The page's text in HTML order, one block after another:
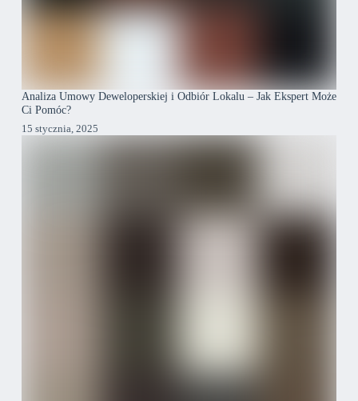
Analiza Umowy Deweloperskiej i Odbiór Lokalu – Jak Ekspert Może
Ci Pomóc?
15 stycznia, 2025